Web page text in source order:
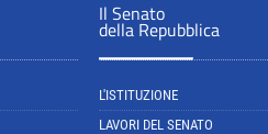
Il Senato
della Repubblica
L'ISTITUZIONE
LAVORI DEL SENATO